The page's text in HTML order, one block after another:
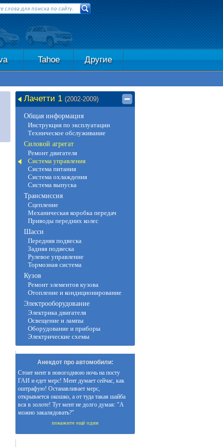
Tahoe Другие
Лачетти 1 (2002-2009)
Общая информация
Инструкция по эксплуатации
Техническое обслуживание
Силовой агрегат
Ремонт двигателя
Система управления
Система питания
Система охлаждения
Система выпуска
Трансмиссия
Сцепление
Механическая коробка передач
Приводы передних колес
Шасси
Передняя подвеска
Задняя подвеска
Рулевое управление
Тормозная система
Кузов
Ремонт элементов кузова
Отопление и кондиционирование
Электрооборудование
Электрика двигателя
Освещение и лампы
Оборудование и приборы
Электрические схемы
Анекдот про автомобили:
Стоит мент в новогоднюю ночь на посту
ГАИ и едет мерс! Мент думает сейчас, как
оштрафую! Останавливает мерс,
открывается окошко, а от туда такая шайба
вся в золоте! Тут мент не долго думая: "А
можно закалядовать?"
покажите ещё один